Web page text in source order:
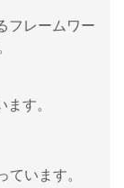
フレームワー
す。
います。